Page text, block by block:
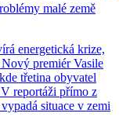
malé země
energetická krize,
premiér Vasile
třetina obyvatel
reportáži přímo z
situace v zemi